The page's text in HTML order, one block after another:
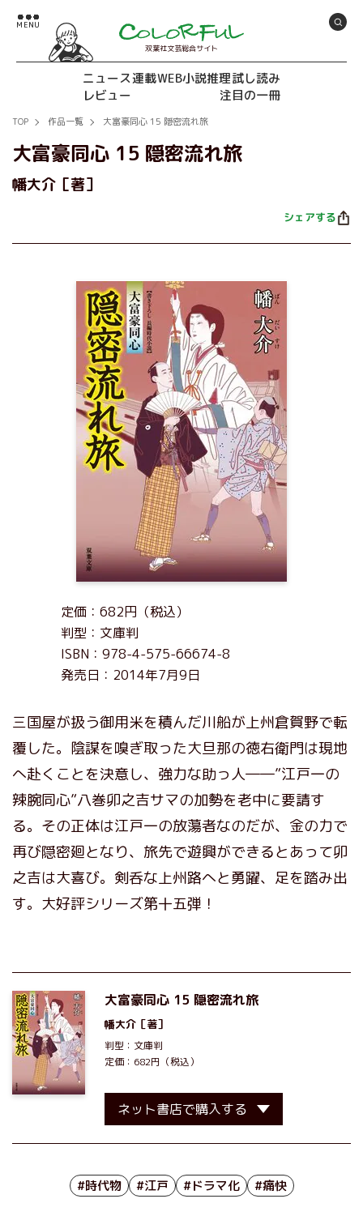
双葉社文芸総合サイト
ニュース連載WEB小説推理試し読み
レビュー
注目の一冊
TOP 作品一覧 大富豪同心 15 隠密流れ旅
大富豪同心 15 隠密流れ旅
幡大介［著］
シェアする
定価：682円（税込）
判型：文庫判
ISBN：978-4-575-66674-8
発売日：2014年7月9日
三国屋が扱う御用米を積んだ川船が上州倉賀野で転
覆した。陰謀を嗅ぎ取った大旦那の徳右衛門は現地
へ赴くことを決意し、強力な助っ人――”江戸一の
辣腕同心”八巻卯之吉サマの加勢を老中に要請す
る。その正体は江戸一の放蕩者なのだが、金の力で
再び隠密廻となり、旅先で遊興ができるとあって卯
之吉は大喜び。剣呑な上州路へと勇躍、足を踏み出
す。大好評シリーズ第十五弾！
大富豪同心 15 隠密流れ旅
幡大介 ［著］
判型：文庫判
定価：682円（税込）
ネット書店で購入する
#時代物 #江戸 #ドラマ化 #痛快